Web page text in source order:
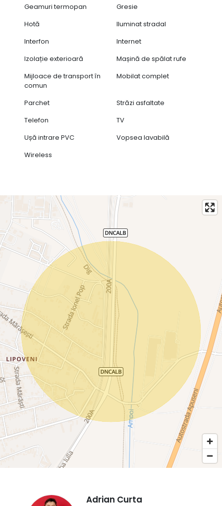
Geamuri termopan
Gresie
Hotă
Iluminat stradal
Interfon
Internet
Izolație exterioară
Mașină de spălat rufe
Mijloace de transport în
comun
Mobilat complet
Parchet
Străzi asfaltate
Telefon
TV
Ușă intrare PVC
Vopsea lavabilă
Wireless
Adrian Curta